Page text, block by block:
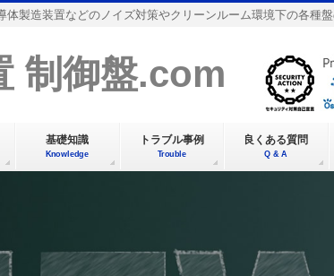
製造装置などのノイズ対策やクリーンルーム環境下の各種盤
制御盤.com
基礎知識
Knowledge
トラブル事例
Trouble
良くある質問
Q & A